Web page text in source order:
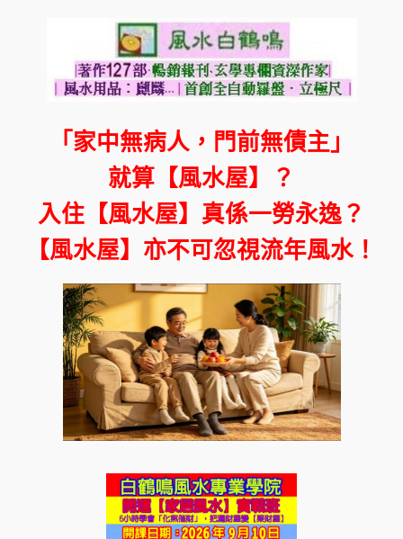
「家中無病人，門前無債主」
就算【風水屋】？
入住【風水屋】真係一勞永逸？
【風水屋】亦不可忽視流年風水！